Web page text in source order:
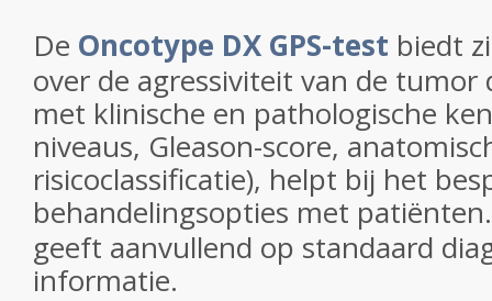
De Oncotype DX GPS-test biedt
over de agressiviteit van de tumor
met klinische en pathologische
niveaus, Gleason-score,
risicoclassificatie), helpt bij het
behandelingsopties met
geeft aanvullend op standaard
informatie.